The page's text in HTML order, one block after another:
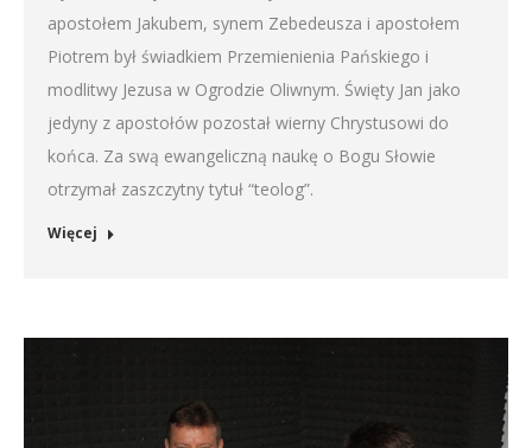
apostołem Jakubem, synem Zebedeusza i apostołem
Piotrem był świadkiem Przemienienia Pańskiego i
modlitwy Jezusa w Ogrodzie Oliwnym. Święty Jan jako
jedyny z apostołów pozostał wierny Chrystusowi do
końca. Za swą ewangeliczną naukę o Bogu Słowie
otrzymał zaszczytny tytuł “teolog”.
Więcej